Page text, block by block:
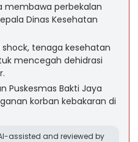
membawa perbekalan
Dinas Kesehatan
tenaga kesehatan
mencegah dehidrasi
Puskesmas Bakti Jaya
korban kebakaran di
assisted and reviewed by